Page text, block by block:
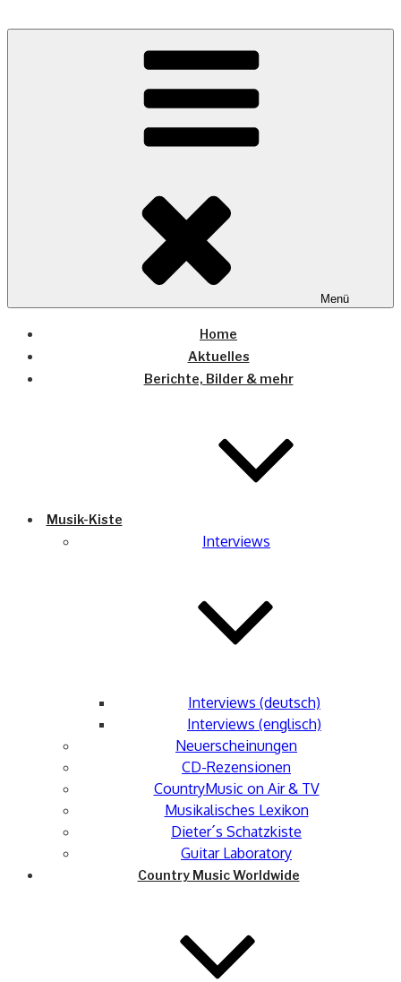
COUNTRYHOME
Wo die (Country-) Musik Zuhause ist
Menü
Home
Aktuelles
Berichte, Bilder & mehr
Musik-Kiste
Interviews
Interviews (deutsch)
Interviews (englisch)
Neuerscheinungen
CD-Rezensionen
CountryMusic on Air & TV
Musikalisches Lexikon
Dieter´s Schatzkiste
Guitar Laboratory
Country Music Worldwide